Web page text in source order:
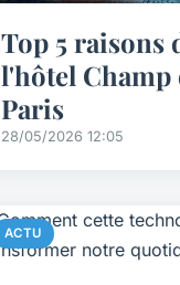
Top 5 raisons
l'hôtel Champ
Paris
28/05/2026 12:05
ACTU